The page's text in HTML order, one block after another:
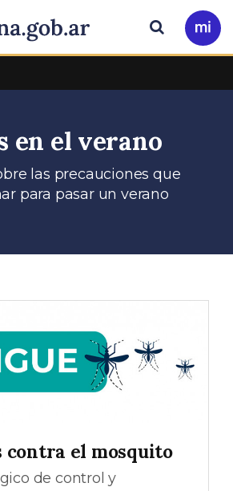
principal
Ir
a
Buscar
en el verano
las precauciones que
para pasar un verano
contra el mosquito
de control y